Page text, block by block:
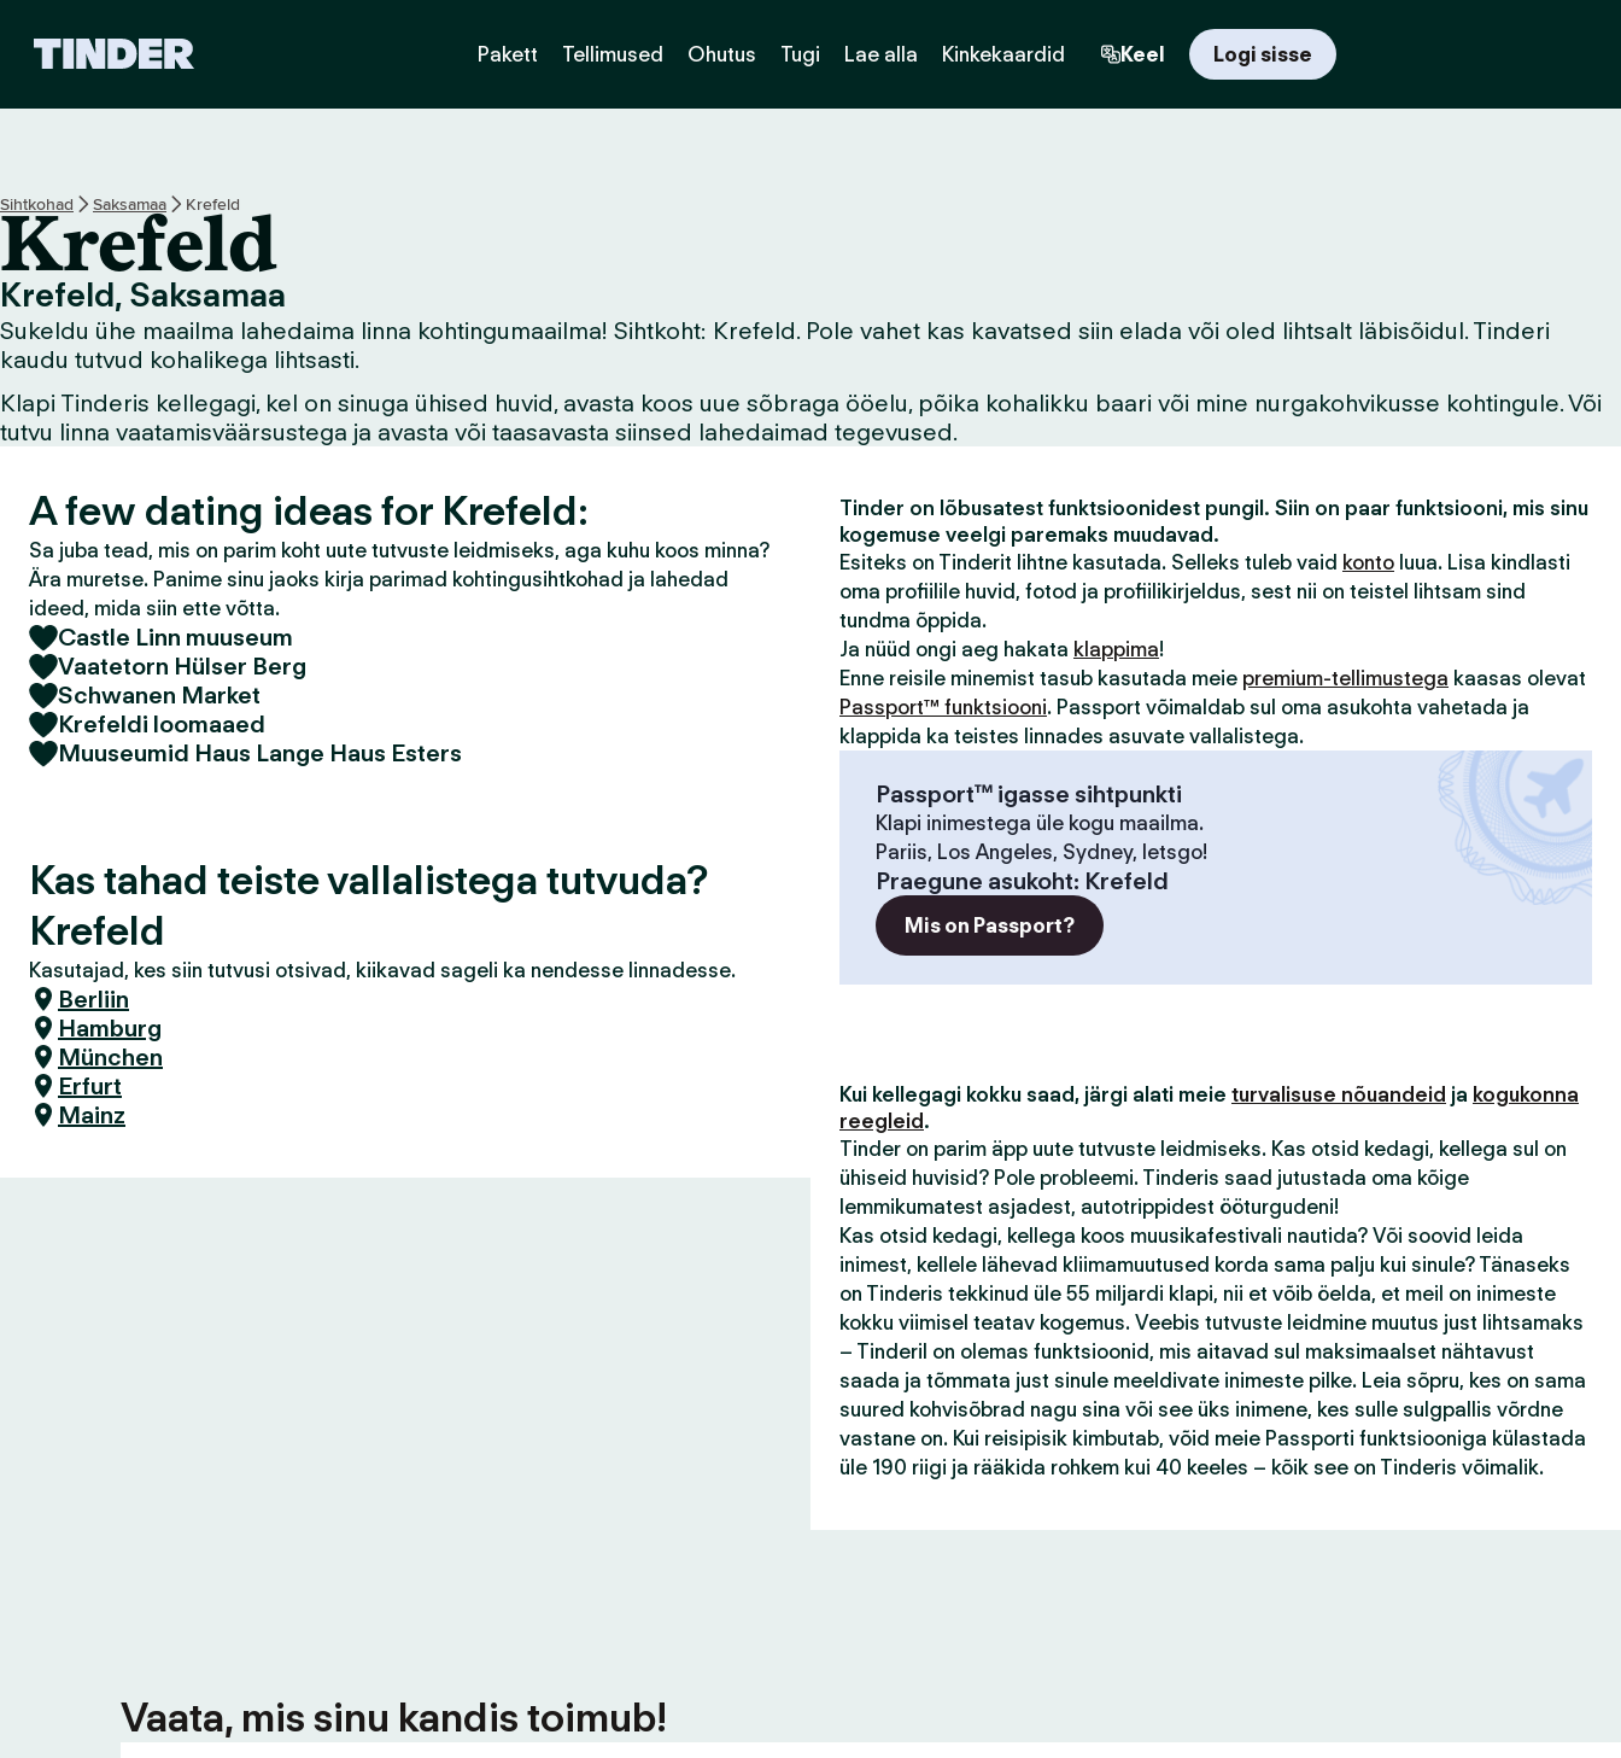
i
a
v
l
e
h
Pakett Tellimused Ohutus Tugi Lae alla Kinkekaardid Keel Logi sisse
Sihtkohad Saksamaa Krefeld
Krefeld
Krefeld, Saksamaa
Sukeldu ühe maailma lahedaima linna kohtingumaailma! Sihtkoht: Krefeld. Pole vahet kas kavatsed siin elada või oled lihtsalt läbisõidul. Tinderi
kaudu tutvud kohalikega lihtsasti.
Klapi Tinderis kellegagi, kel on sinuga ühised huvid, avasta koos uue sõbraga ööelu, põika kohalikku baari või mine nurgakohvikusse kohtingule. Või
tutvu linna vaatamisväärsustega ja avasta või taasavasta siinsed lahedaimad tegevused.
A few dating ideas for Krefeld:
Sa juba tead, mis on parim koht uute tutvuste leidmiseks, aga kuhu koos minna?
Ära muretse. Panime sinu jaoks kirja parimad kohtingusihtkohad ja lahedad
ideed, mida siin ette võtta.
Castle Linn muuseum
Vaatetorn Hülser Berg
Schwanen Market
Krefeldi loomaaed
Muuseumid Haus Lange Haus Esters
Kas tahad teiste vallalistega tutvuda?
Krefeld
Kasutajad, kes siin tutvusi otsivad, kiikavad sageli ka nendesse linnadesse.
Berliin
Hamburg
München
Erfurt
Mainz
Tinder on lõbusatest funktsioonidest pungil. Siin on paar funktsiooni, mis sinu
kogemuse veelgi paremaks muudavad.
Esiteks on Tinderit lihtne kasutada. Selleks tuleb vaid konto luua. Lisa kindlasti
oma profiilile huvid, fotod ja profiilikirjeldus, sest nii on teistel lihtsam sind
tundma õppida.
Ja nüüd ongi aeg hakata klappima!
Enne reisile minemist tasub kasutada meie premium-tellimustega kaasas olevat
Passport™ funktsiooni. Passport võimaldab sul oma asukohta vahetada ja
klappida ka teistes linnades asuvate vallalistega.
Passport™ igasse sihtpunkti
Klapi inimestega üle kogu maailma.
Pariis, Los Angeles, Sydney, letsgo!
Praegune asukoht: Krefeld
Mis on Passport?
Kui kellegagi kokku saad, järgi alati meie turvalisuse nõuandeid ja kogukonna
reegleid .
Tinder on parim äpp uute tutvuste leidmiseks. Kas otsid kedagi, kellega sul on
ühiseid huvisid? Pole probleemi. Tinderis saad jutustada oma kõige
lemmikumatest asjadest, autotrippidest ööturgudeni!
Kas otsid kedagi, kellega koos muusikafestivali nautida? Või soovid leida
inimest, kellele lähevad kliimamuutused korda sama palju kui sinule? Tänaseks
on Tinderis tekkinud üle 55 miljardi klapi, nii et võib öelda, et meil on inimeste
kokku viimisel teatav kogemus. Veebis tutvuste leidmine muutus just lihtsamaks
– Tinderil on olemas funktsioonid, mis aitavad sul maksimaalset nähtavust
saada ja tõmmata just sinule meeldivate inimeste pilke. Leia sõpru, kes on sama
suured kohvisõbrad nagu sina või see üks inimene, kes sulle sulgpallis võrdne
vastane on. Kui reisipisik kimbutab, võid meie Passporti funktsiooniga külastada
üle 190 riigi ja rääkida rohkem kui 40 keeles – kõik see on Tinderis võimalik.
Vaata, mis sinu kandis toimub!